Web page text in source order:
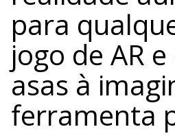
para
jogo de AR
asas à
ferramenta